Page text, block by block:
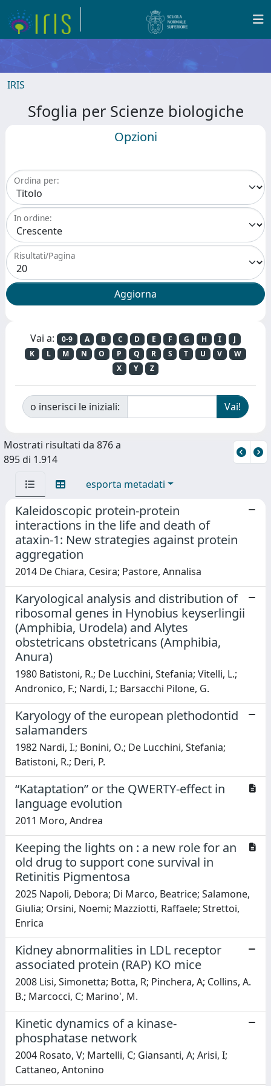
IRIS
Sfoglia per Scienze biologiche
Opzioni
Ordina per:
In ordine:
Risultati/Pagina
Vai a: 0-9 A B C D E F G H I
J
K
L M N O P Q R S T U V
W
X
Y Z
o inserisci le iniziali:
Mostrati risultati da 876 a
895 di 1.914
esporta metadati
Kaleidoscopic protein-protein
interactions in the life and death of
ataxin-1: New strategies against protein
aggregation
2014 De Chiara, Cesira; Pastore, Annalisa
Karyological analysis and distribution of
ribosomal genes in Hynobius keyserlingii
(Amphibia, Urodela) and Alytes
obstetricans obstetricans (Amphibia,
Anura)
1980 Batistoni, R.; De Lucchini, Stefania; Vitelli, L.;
Andronico, F.; Nardi, I.; Barsacchi Pilone, G.
Karyology of the european plethodontid
salamanders
1982 Nardi, I.; Bonini, O.; De Lucchini, Stefania;
Batistoni, R.; Deri, P.
“Kataptation” or the QWERTY-effect in
language evolution
2011 Moro, Andrea
Keeping the lights on : a new role for an
old drug to support cone survival in
Retinitis Pigmentosa
2025 Napoli, Debora; Di Marco, Beatrice; Salamone,
Giulia; Orsini, Noemi; Mazziotti, Raffaele; Strettoi,
Enrica
Kidney abnormalities in LDL receptor
associated protein (RAP) KO mice
2008 Lisi, Simonetta; Botta, R; Pinchera, A; Collins, A.
B.; Marcocci, C; Marino', M.
Kinetic dynamics of a kinase-
phosphatase network
2004 Rosato, V; Martelli, C; Giansanti, A; Arisi, I;
Cattaneo, Antonino